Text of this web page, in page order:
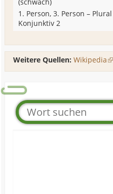
1. Person, 3. Person – Plural
Konjunktiv 2
Weitere Quellen: Wikipedia